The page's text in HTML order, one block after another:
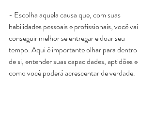
- Escolha aquela causa que, com suas
habilidades pessoais e profissionais, você vai
conseguir melhor se entregar e doar seu
tempo. Aqui é importante olhar para dentro
de si, entender suas capacidades, aptidões e
como você poderá acrescentar de verdade.